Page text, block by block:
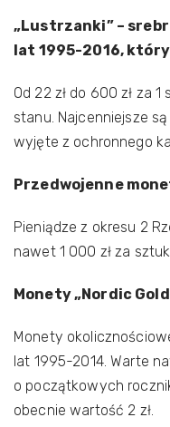
„Lustrzanki” –
lat 1995-2016,
Od 22 zł do 600 zł za
stanu. Najcenniejsze
wyjęte z ochronnego
Przedwojenne
Pieniądze z okresu 2
nawet 1 000 zł za
Monety „Nordic
Monety
lat 1995-2014. Warte
o początkowych
obecnie wartość 2 zł.